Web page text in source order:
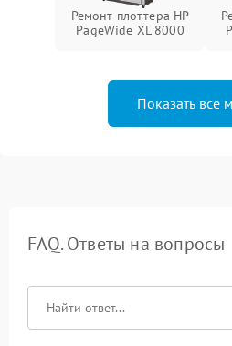
Ремонт плоттера HP
PageWide XL 8000
Показать все
FAQ. Ответы на вопросы